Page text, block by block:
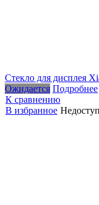
Стекло для дисплея
Ожидается Подробнее
К сравнению
В избранное